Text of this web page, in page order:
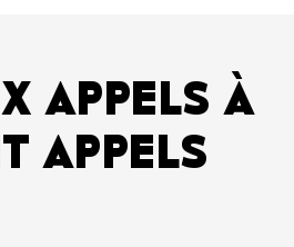
APPELS À
APPELS